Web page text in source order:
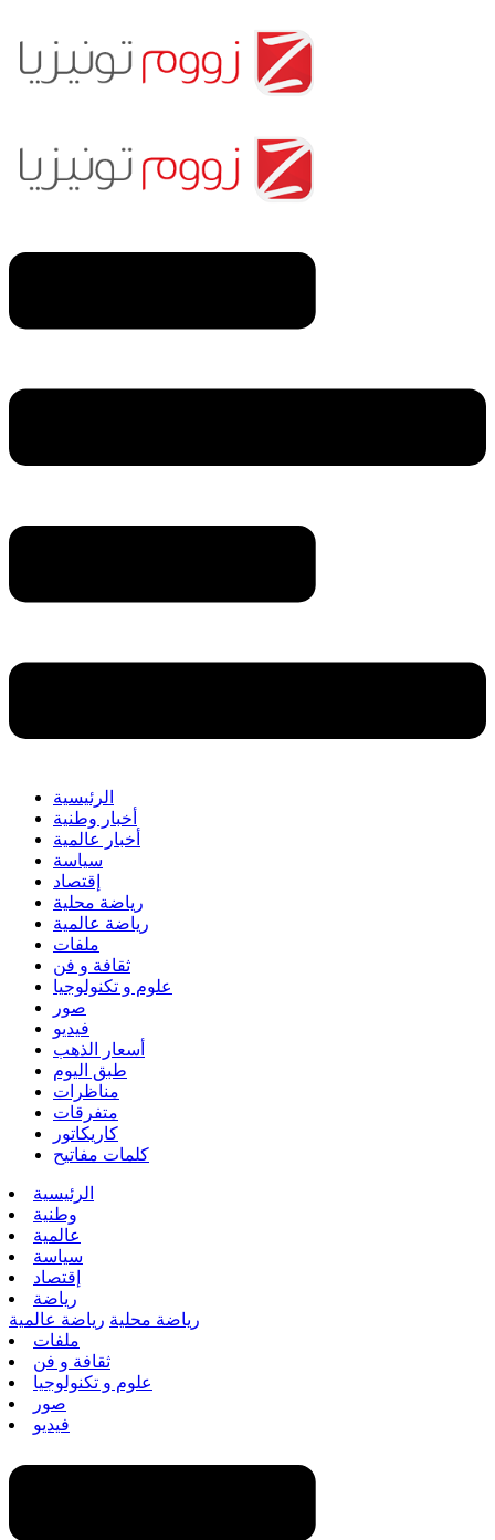
الرئيسية
أخبار وطنية
أخبار عالمية
سياسة
إقتصاد
رياضة محلية
رياضة عالمية
ملفات
ثقافة و فن
علوم و تكنولوجيا
صور
فيديو
أسعار الذهب
طبق اليوم
مناظرات
متفرقات
كاريكاتور
كلمات مفاتيح
الرئيسية
وطنية
عالمية
سياسة
إقتصاد
رياضة
رياضة محلية رياضة عالمية
ملفات
ثقافة و فن
علوم و تكنولوجيا
صور
فيديو